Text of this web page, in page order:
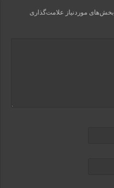
بخش‌های موردنیاز علامت‌گذاری